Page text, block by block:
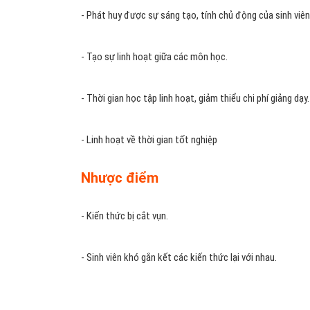
- Phát huy được sự sáng tạo, tính chủ động của sinh
- Tạo sự linh hoạt giữa các môn học.
- Thời gian học tập linh hoạt, giảm thiểu chi phí giảng dạy.
- Linh hoạt về thời gian tốt nghiệp
Nhược điểm
- Kiến thức bị cắt vụn.
- Sinh viên khó gắn kết các kiến thức lại với nhau.